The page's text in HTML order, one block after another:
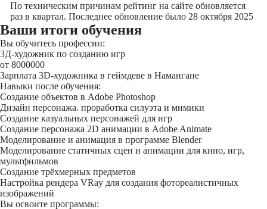
По техническим причинам рейтинг на сайте обновляется
раз в квартал. Последнее обновление было 28 октября 2025
Ваши итоги обучения
Вы обучитесь профессии:
3Д-художник по созданию игр
от 8000000
Зарплата 3D-художника в геймдеве в Намангане
Навыки после обучения:
Создание объектов в Adobe Photoshop
Дизайн персонажа. проработка силуэта и мимики
Создание казуальных персонажей для игр
Создание персонажа 2D анимации в Adobe Animate
Моделирование и анимация в программе Blender
Моделирование статичных сцен и анимации для кино, игр,
мультфильмов
Создание трёхмерных предметов
Настройка рендера VRay для создания фотореалистичных
изображений
Вы освоите программы: